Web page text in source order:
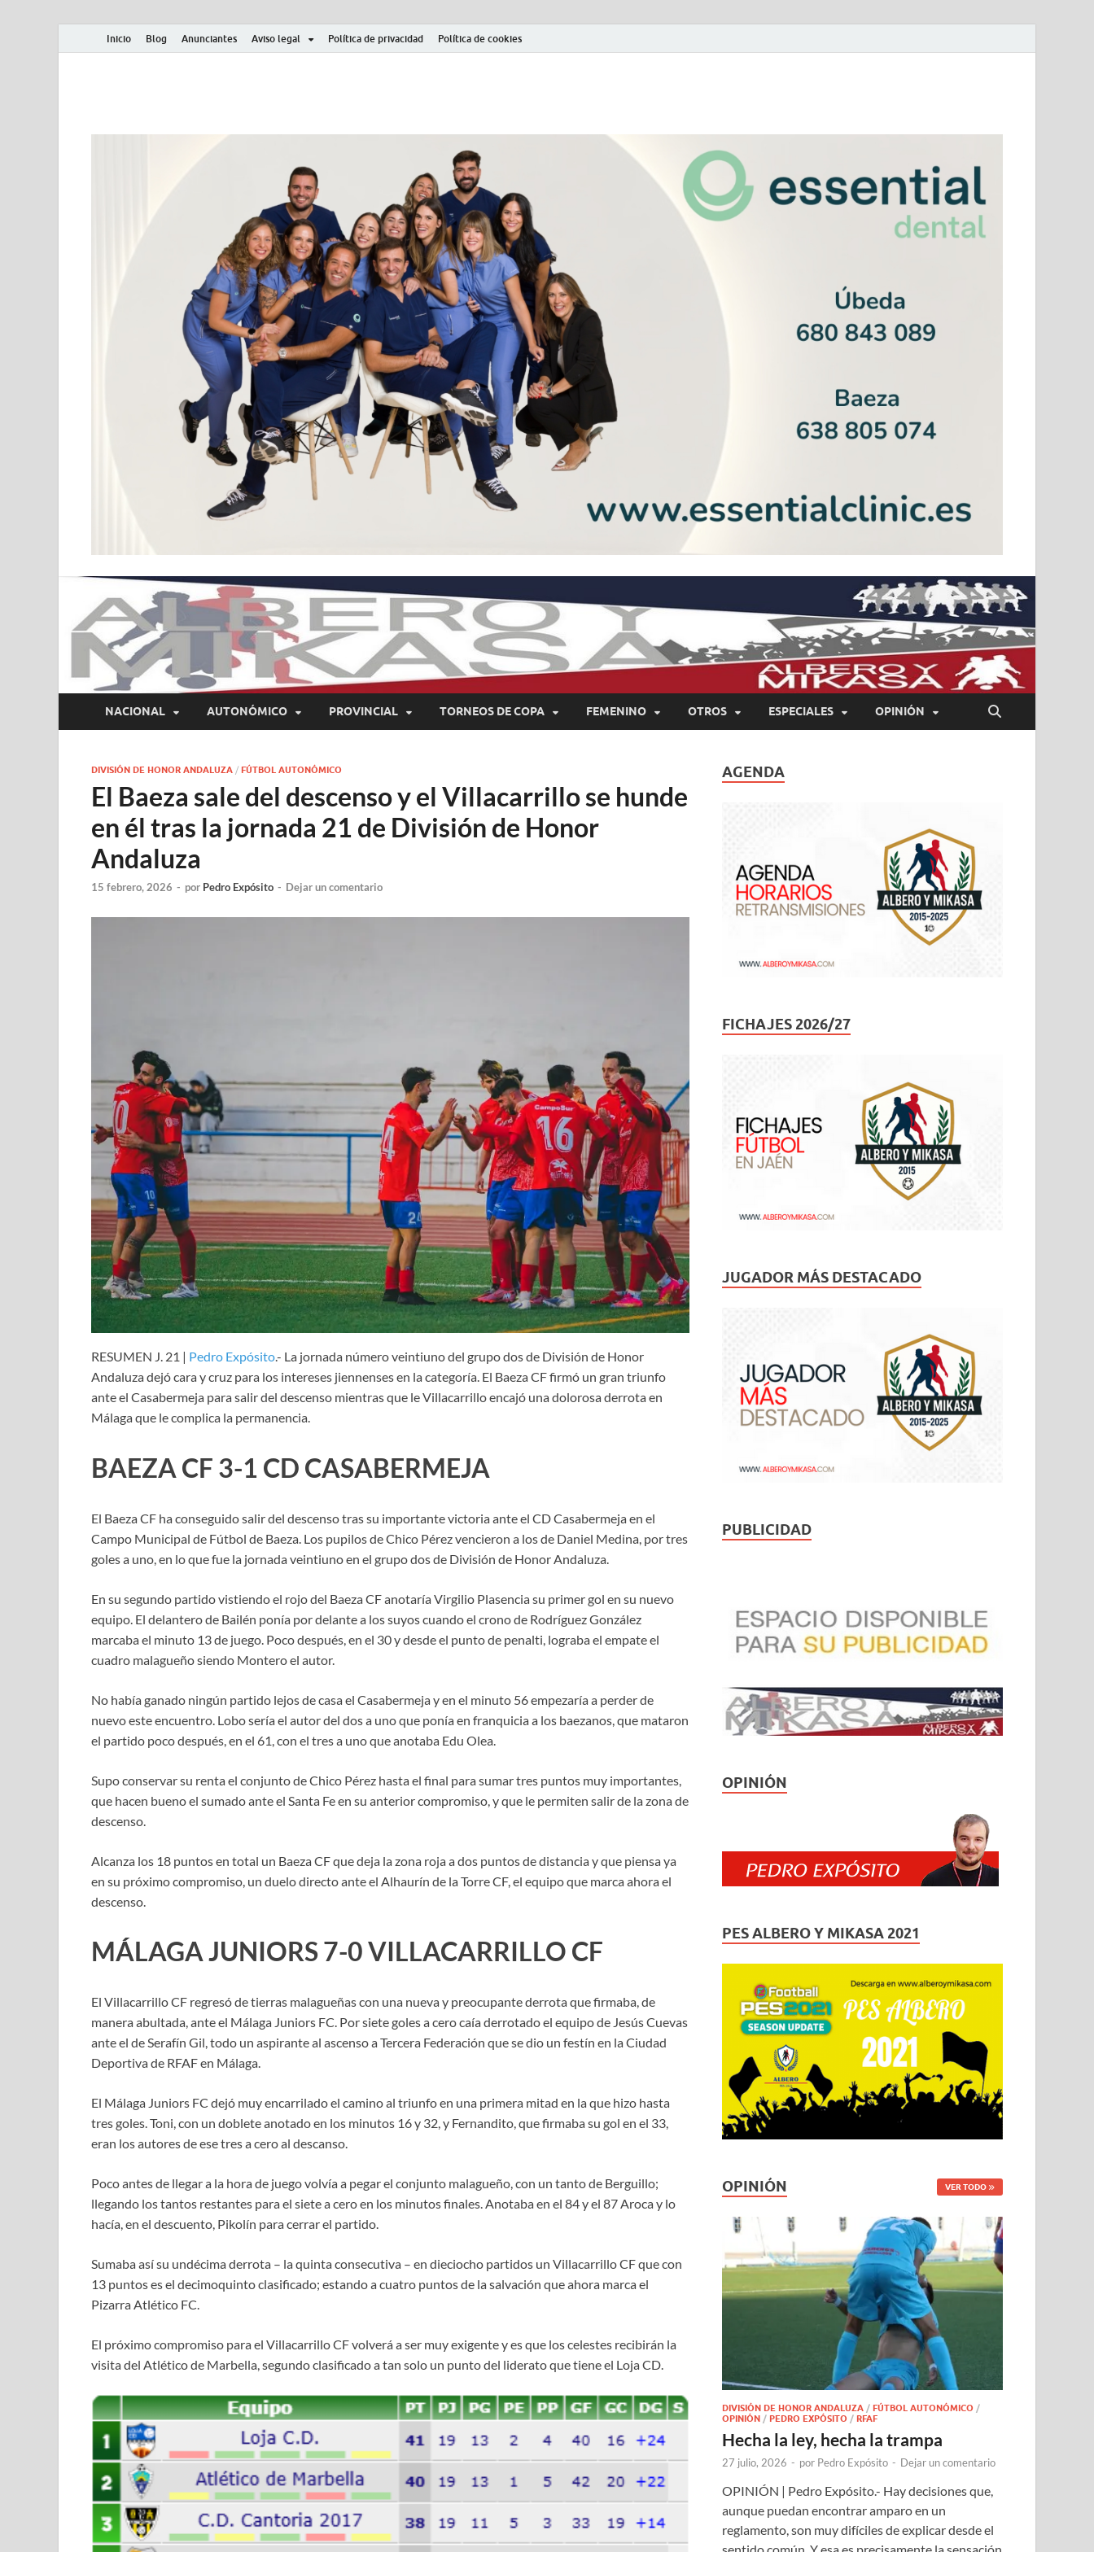
Inicio Blog Anunciantes Aviso legal Política de privacidad Política de cookies
NACIONAL AUTONÓMICO PROVINCIAL TORNEOS DE COPA FEMENINO OTROS ESPECIALES OPINIÓN
DIVISIÓN DE HONOR ANDALUZA / FÚTBOL AUTONÓMICO
El Baeza sale del descenso y el Villacarrillo se hunde
en él tras la jornada 21 de División de Honor
Andaluza
15 febrero, 2026 - por Pedro Expósito - Dejar un comentario
RESUMEN J. 21 | Pedro Expósito.- La jornada número veintiuno del grupo dos de División de Honor
Andaluza dejó cara y cruz para los intereses jiennenses en la categoría. El Baeza CF firmó un gran triunfo
ante el Casabermeja para salir del descenso mientras que le Villacarrillo encajó una dolorosa derrota en
Málaga que le complica la permanencia.
BAEZA CF 3-1 CD CASABERMEJA
El Baeza CF ha conseguido salir del descenso tras su importante victoria ante el CD Casabermeja en el
Campo Municipal de Fútbol de Baeza. Los pupilos de Chico Pérez vencieron a los de Daniel Medina, por tres
goles a uno, en lo que fue la jornada veintiuno en el grupo dos de División de Honor Andaluza.
En su segundo partido vistiendo el rojo del Baeza CF anotaría Virgilio Plasencia su primer gol en su nuevo
equipo. El delantero de Bailén ponía por delante a los suyos cuando el crono de Rodríguez González
marcaba el minuto 13 de juego. Poco después, en el 30 y desde el punto de penalti, lograba el empate el
cuadro malagueño siendo Montero el autor.
No había ganado ningún partido lejos de casa el Casabermeja y en el minuto 56 empezaría a perder de
nuevo este encuentro. Lobo sería el autor del dos a uno que ponía en franquicia a los baezanos, que mataron
el partido poco después, en el 61, con el tres a uno que anotaba Edu Olea.
Supo conservar su renta el conjunto de Chico Pérez hasta el final para sumar tres puntos muy importantes,
que hacen bueno el sumado ante el Santa Fe en su anterior compromiso, y que le permiten salir de la zona de
descenso.
Alcanza los 18 puntos en total un Baeza CF que deja la zona roja a dos puntos de distancia y que piensa ya
en su próximo compromiso, un duelo directo ante el Alhaurín de la Torre CF, el equipo que marca ahora el
descenso.
MÁLAGA JUNIORS 7-0 VILLACARRILLO CF
El Villacarrillo CF regresó de tierras malagueñas con una nueva y preocupante derrota que firmaba, de
manera abultada, ante el Málaga Juniors FC. Por siete goles a cero caía derrotado el equipo de Jesús Cuevas
ante el de Serafín Gil, todo un aspirante al ascenso a Tercera Federación que se dio un festín en la Ciudad
Deportiva de RFAF en Málaga.
El Málaga Juniors FC dejó muy encarrilado el camino al triunfo en una primera mitad en la que hizo hasta
tres goles. Toni, con un doblete anotado en los minutos 16 y 32, y Fernandito, que firmaba su gol en el 33,
eran los autores de ese tres a cero al descanso.
Poco antes de llegar a la hora de juego volvía a pegar el conjunto malagueño, con un tanto de Berguillo;
llegando los tantos restantes para el siete a cero en los minutos finales. Anotaba en el 84 y el 87 Aroca y lo
hacía, en el descuento, Pikolín para cerrar el partido.
Sumaba así su undécima derrota – la quinta consecutiva – en dieciocho partidos un Villacarrillo CF que con
13 puntos es el decimoquinto clasificado; estando a cuatro puntos de la salvación que ahora marca el
Pizarra Atlético FC.
El próximo compromiso para el Villacarrillo CF volverá a ser muy exigente y es que los celestes recibirán la
visita del Atlético de Marbella, segundo clasificado a tan solo un punto del liderato que tiene el Loja CD.
AGENDA
FICHAJES 2026/27
JUGADOR MÁS DESTACADO
PUBLICIDAD
OPINIÓN
PES ALBERO Y MIKASA 2021
OPINIÓN VER TODO
DIVISIÓN DE HONOR ANDALUZA /FÚTBOL AUTONÓMICO /
OPINIÓN /PEDRO EXPÓSITO /RFAF
Hecha la ley, hecha la trampa
27 julio, 2026 - por Pedro Expósito - Dejar un comentario
OPINIÓN | Pedro Expósito.- Hay decisiones que,
aunque puedan encontrar amparo en un
reglamento, son muy difíciles de explicar desde el
sentido común. Y esa es precisamente la sensación